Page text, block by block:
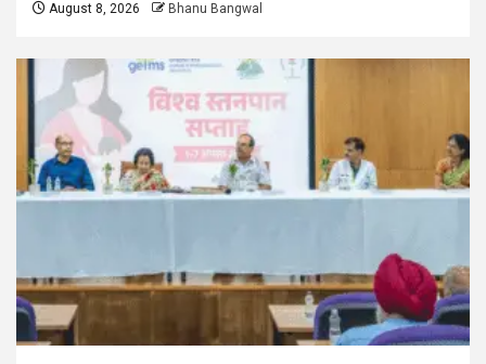
August 8, 2026 Bhanu Bangwal